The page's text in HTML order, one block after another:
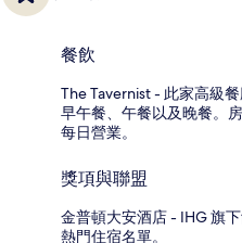
餐飲
The Tavernist - 此家高級
早午餐、午餐以及晚餐。
每日營業。
獎項與聯盟
金普頓大安酒店 - IHG 旗
熱門住宿名單。